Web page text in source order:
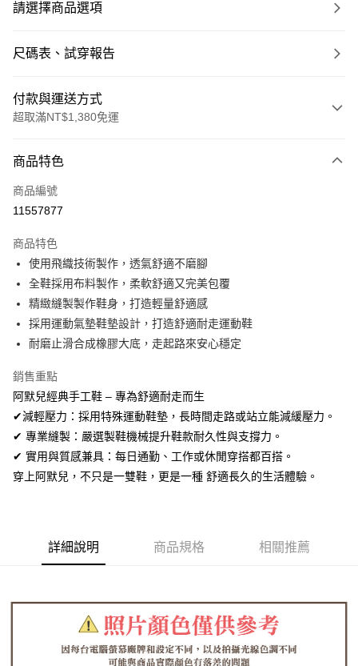
請選擇商品選項
尺碼表、試穿報告
付款與運送方式
超取滿NT$1,380免運
信用卡一次付款
信用卡分期付款
合作金庫商業銀行
華南商業銀行
彰化商業銀行
上海商業儲蓄銀行
台北富邦商業銀行
國泰世華商業銀行
兆豐國際商業銀行
臺灣中小企業銀行
台中商業銀行
匯豐（台灣）商業銀行
華泰商業銀行
聯邦商業銀行
遠東國際商業銀行
元大商業銀行
台新國際商業銀行
中國信託商業銀行
台灣樂天信用卡公司
超商取貨付款
LINE Pay
Apple Pay
街口支付
悠遊付
Google Pay
全盈+PAY
AFTEE先享後付
相關說明
１．簡單：不需註冊會員、不需綁卡、不需儲值。
【「AFTEE先享後付」結帳流程】
１．於結帳方式選擇「AFTEE先享後付」後，將跳轉至「AFTEE先享後付」
結帳頁面，進行簡訊認證並確認金額後，即可完成結帳。
２．訂單成立數日內，您將收到繳費通知簡訊。
３．收到繳費通知簡訊後14天內，點擊此簡訊中的連結，可透過四大超商／
運送方式
每筆NT$60，滿NT$1,380(含以上)免運費
付款後全家取貨
每筆NT$60，滿NT$1,380(含以上)免運費
商品特色
商品編號
11557877
商品特色
使用飛織技術製作，透氣舒適不磨腳
全鞋採用布料製作，柔軟舒適又完美包覆
精緻縫製製作鞋身，打造輕量舒適感
採用運動氣墊鞋墊設計，打造舒適耐走運動鞋
耐磨止滑合成橡膠大底，走起路來安心穩定
銷售重點
阿默兒經典手工鞋 – 專為舒適耐走而生
✔減輕壓力：採用特殊運動鞋墊，長時間走路或站立能減緩壓力。
✔ 專業縫製：嚴選製鞋機械提升鞋款耐久性與支撐力。
✔ 實用與質感兼具：每日通勤、工作或休閒穿搭都百搭。
穿上阿默兒，不只是一雙鞋，更是一種 舒適長久的生活體驗。
詳細說明 商品規格 相關推薦